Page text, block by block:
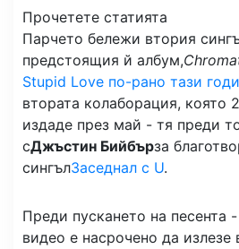
Прочетете статията
Парчето бележи втория
предстоящия й албум,
Stupid Love по-рано тази
втората колаборация, която
издаде през май - тя преди
сДжъстин Бийбърза
сингълЗаседнал с U.
Преди пускането на песента
видео е насрочено да излезе